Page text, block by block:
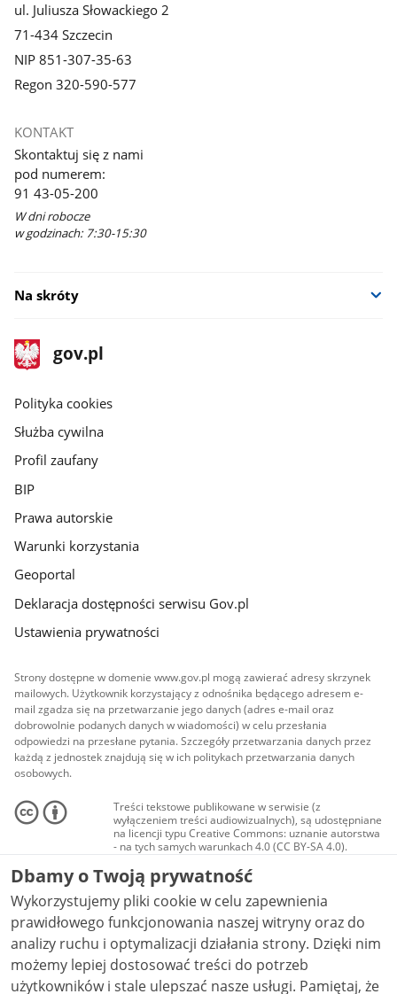
ul. Juliusza Słowackiego 2
71-434 Szczecin
NIP 851-307-35-63
Regon 320-590-577
KONTAKT
Skontaktuj się z nami
pod numerem:
91 43-05-200
W dni robocze
w godzinach: 7:30-15:30
Na skróty
stopka
gov.pl
Strona
gov.pl
gov.pl
Polityka cookies
Służba cywilna
Profil zaufany
BIP
Prawa autorskie
Warunki korzystania
Geoportal
Deklaracja dostępności serwisu Gov.pl
Ustawienia prywatności
Strony dostępne w domenie www.gov.pl mogą zawierać adresy skrzynek
mailowych. Użytkownik korzystający z odnośnika będącego adresem e-
mail zgadza się na przetwarzanie jego danych (adres e-mail oraz
dobrowolnie podanych danych w wiadomości) w celu przesłania
odpowiedzi na przesłane pytania. Szczegóły przetwarzania danych przez
każdą z jednostek znajdują się w ich politykach przetwarzania danych
osobowych.
Treści tekstowe publikowane w serwisie (z
wyłączeniem treści audiowizualnych), są udostępniane
na licencji typu Creative Commons: uznanie autorstwa
- na tych samych warunkach 4.0 (CC BY-SA 4.0).
Materiały audiowizualne, w tym zdjęcia, materiały
audio i wideo, są udostępniane na licencji typu
Creative Commons: uznanie autorstwa użycie
niekomercyjne - bez utworów zależnych 4.0 (CC BY-
NC-ND 4.0), o ile nie jest to stwierdzone inaczej.
Dbamy o Twoją prywatność
Wykorzystujemy pliki cookie w celu zapewnienia
prawidłowego funkcjonowania naszej witryny oraz do
analizy ruchu i optymalizacji działania strony. Dzięki nim
możemy lepiej dostosować treści do potrzeb
użytkowników i stale ulepszać nasze usługi. Pamiętaj, że